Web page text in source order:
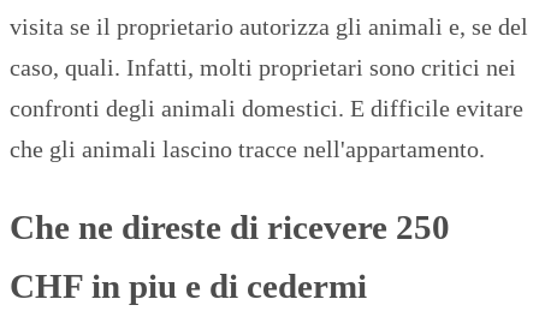
visita se il proprietario autorizza gli animali e, se del
caso, quali. Infatti, molti proprietari sono critici nei
confronti degli animali domestici. E difficile evitare
che gli animali lascino tracce nell'appartamento.
Che ne direste di ricevere 250
CHF in piu e di cedermi